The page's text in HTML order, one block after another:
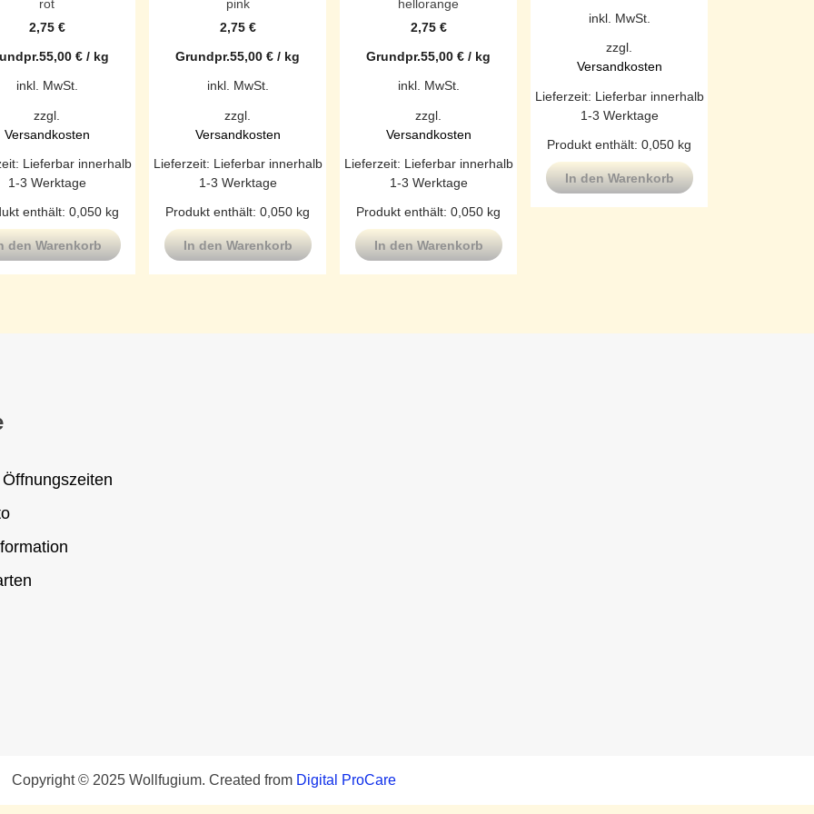
rot
2,75 €
55,00 € / kg
inkl. MwSt.
zzgl.
Versandkosten
Lieferbar innerhalb
1-3 Werktage
enthält: 0,050 kg
den Warenkorb
pink
2,75 €
Grundpr.55,00 € / kg
inkl. MwSt.
zzgl.
Versandkosten
Lieferzeit: Lieferbar innerhalb
1-3 Werktage
Produkt enthält: 0,050 kg
In den Warenkorb
hellorange
2,75 €
Grundpr.55,00 € / kg
inkl. MwSt.
zzgl.
Versandkosten
Lieferzeit: Lieferbar innerhalb
1-3 Werktage
Produkt enthält: 0,050 kg
In den Warenkorb
inkl. MwSt.
zzgl.
Versandkosten
Lieferzeit: Lieferbar innerhalb
1-3 Werktage
Produkt enthält: 0,050 kg
In den Warenkorb
Copyright © 2025 Wollfugium. Created from Digital ProCare